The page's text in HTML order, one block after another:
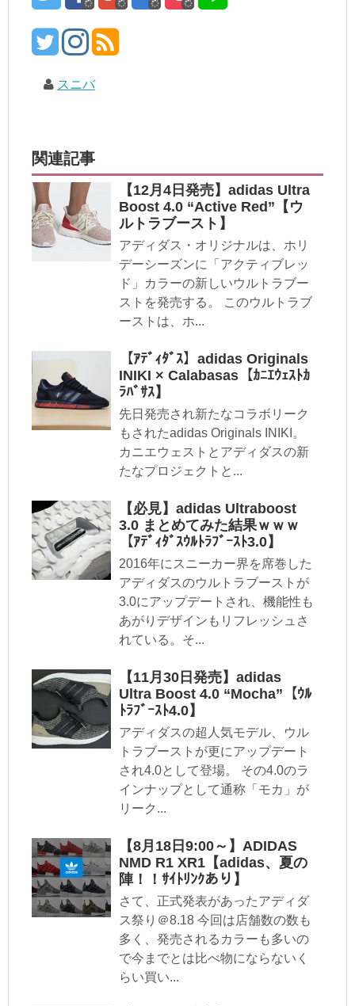
スニバ
関連記事
【12月4日発売】adidas Ultra
Boost 4.0 “Active Red”【ウ
ルトラブースト】
アディダス・オリジナルは、ホリ
デーシーズンに「アクティブレッ
ド」カラーの新しいウルトラブー
ストを発売する。 このウルトラブ
ーストは、ホ...
【ｱﾃﾞｨﾀﾞｽ】adidas Originals
INIKI × Calabasas【ｶﾆｴｳｪｽﾄｶ
ﾗﾊﾞｻｽ】
先日発売され新たなコラボリーク
もされたadidas Originals INIKI。
カニエウェストとアディダスの新
たなプロジェクトと...
【必見】adidas Ultraboost
3.0 まとめてみた結果ｗｗｗ
【ｱﾃﾞｨﾀﾞｽｳﾙﾄﾗﾌﾞｰｽﾄ3.0】
2016年にスニーカー界を席巻した
アディダスのウルトラブーストが
3.0にアップデートされ、機能性も
あがりデザインもリフレッシュさ
れている。そ...
【11月30日発売】adidas
Ultra Boost 4.0 “Mocha”【ｳﾙ
ﾄﾗﾌﾞｰｽﾄ4.0】
アディダスの超人気モデル、ウル
トラブーストが更にアップデート
され4.0として登場。 その4.0のラ
インナップとして通称「モカ」が
リーク...
【8月18日9:00～】ADIDAS
NMD R1 XR1【adidas、夏の
陣！！ｻｲﾄﾘﾝｸあり】
さて、正式発表があったアディダ
ス祭り＠8.18 今回は店舗数の数も
多く、発売されるカラーも多いの
で今までとは比べ物にならないく
らい買い...